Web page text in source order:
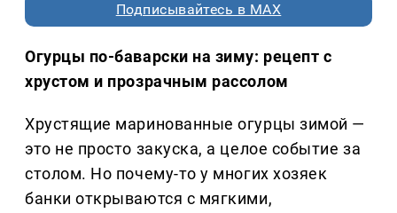
Подписывайтесь в MAX
Огурцы по-баварски на зиму: рецепт с
хрустом и прозрачным рассолом
Хрустящие маринованные огурцы зимой —
это не просто закуска, а целое событие за
столом. Но почему-то у многих хозяек
банки открываются с мягкими,